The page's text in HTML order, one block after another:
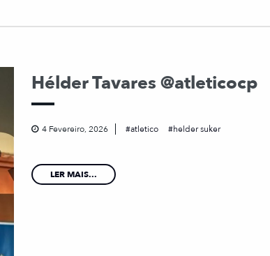
Hélder Tavares @atleticocp
4 Fevereiro, 2026 atletico helder suker
LER MAIS...